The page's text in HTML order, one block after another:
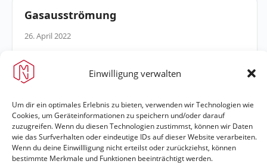
Einwilligung verwalten
Um dir ein optimales Erlebnis zu bieten, verwenden wir Technologien wie
Cookies, um Geräteinformationen zu speichern und/oder darauf
zuzugreifen. Wenn du diesen Technologien zustimmst, können wir Daten
wie das Surfverhalten oder eindeutige IDs auf dieser Website verarbeiten.
Wenn du deine Einwillligung nicht erteilst oder zurückziehst, können
bestimmte Merkmale und Funktionen beeinträchtigt werden.
Gasausströmung
26. April 2022
MEHR LESEN
Gasausströmung
8. April 2022
MEHR LESEN